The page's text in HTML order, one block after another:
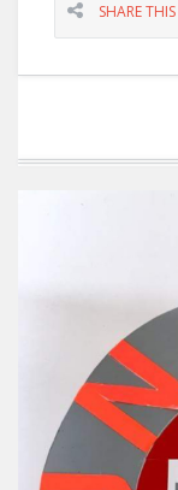
SHARE THIS